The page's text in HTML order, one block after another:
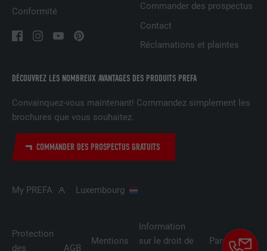
DÉCOUVREZ LES NOMBREUX AVANTAGES DES PRODUITS PREFA
Convainquez-vous maintenant! Commandez simplement les
brochures que vous souhaitez.
COMMANDER DES PROSPECTUS GRATUITS
Conformité
Commander des prospectus
Contact
Réclamations et plaintes
My PREFA Luxembourg
Protection
des
AGB
Mentions
Information
sur le droit de
Paramètres
EXPIRATION 1 jour
UTILITÉ
Utilisé par le service de réseau social
LinkedIn pour suivre l'utilisation de
FOURNISSEUR LinkedIn